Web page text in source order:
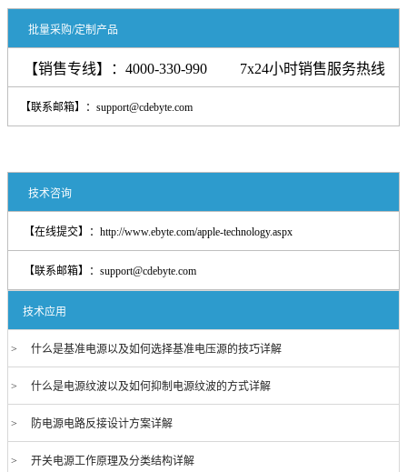
批量采购/定制产品
【销售专线】：4000-330-990 7x24小时销售服务热线
【联系邮箱】：support@cdebyte.com
技术咨询
【在线提交】： http://www.ebyte.com/apple-technology.aspx
【联系邮箱】： support@cdebyte.com
技术应用
> 什么是基准电源以及如何选择基准电压源的技巧详解
> 什么是电源纹波以及如何抑制电源纹波的方式详解
> 防电源电路反接设计方案详解
> 开关电源工作原理及分类结构详解